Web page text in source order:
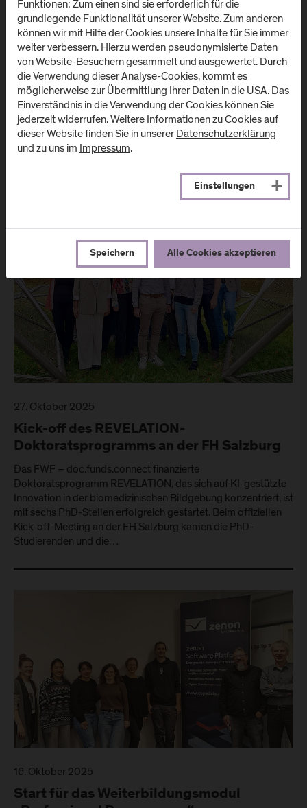
03. November 2025
#facesoftechaching: Thomas 'Harry'
Schmuck
Einer der wohl schillerndsten Köpfe in unserem Team: Thomas
Schmuck, von allen nur „Harry“ genannt. Mit langen Haaren,
Bart, freundlichem Gesicht und stets gut gelaunt – untypisch in
27. Oktober 2025
Kick-off des REVELATION-
Doktoratsprogramms an der FH Salzburg
Das FWF – doc.funds.connect finanzierte
Doktoratsprogramm REVELATION, das sich auf KI-gestützte
Innovation in der biomedizinischen Bildgebung konzentriert, ist
mit sechs PhD-Stellen erfolgreich gestartet. Beim offiziellen
Kick-off-Meeting an der FH Salzburg kamen die PhD-
Studierenden und die…
16. Oktober 2025
Start für das Weiterbildungsmodul
Funktionen: Zum einen sind sie erforderlich für die
grundlegende Funktionalität unserer Website. Zum anderen
können wir mit Hilfe der Cookies unsere Inhalte für Sie immer
weiter verbessern. Hierzu werden pseudonymisierte Daten
von Website-Besuchern gesammelt und ausgewertet. Durch
die Verwendung dieser Analyse-Cookies, kommt es
möglicherweise zur Übermittlung Ihrer Daten in die USA. Das
Einverständnis in die Verwendung der Cookies können Sie
jederzeit widerrufen. Weitere Informationen zu Cookies auf
dieser Website finden Sie in unsererDatenschutzerklärung
und zu uns im Impressum.
Einstellungen
Speichern Alle Cookies akzeptieren